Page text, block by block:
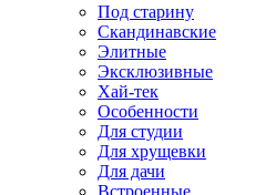
Под старину
Скандинавские
Элитные
Эксклюзивные
Хай-тек
Особенности
Для студии
Для хрущевки
Для дачи
Встроенные